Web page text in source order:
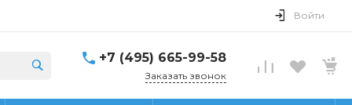
Войти
+7 (495) 665-99-58
Заказать звонок